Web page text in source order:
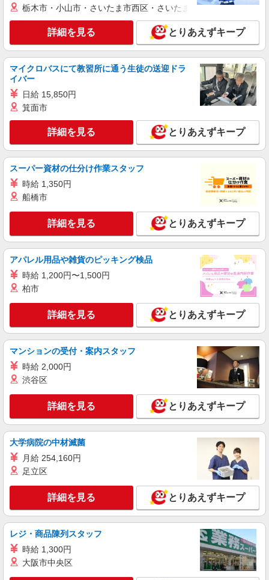
栃木市・小山市・さいたま市西区・さいたま市岩槻区・久喜市・
詳細を見る とりあえずキープ
マイクロバスにて教習所に通う生徒の送迎ドラ
イバー
日給 15,850円
箕面市
詳細を見る とりあえずキープ
スーパー資材の仕分け作業スタッフ
時給 1,350円
船橋市
詳細を見る とりあえずキープ
アパレル用品や雑貨のピッキング検品
時給 1,200円〜1,500円
柏市
詳細を見る とりあえずキープ
マンションの受付・案内スタッフ
時給 2,000円
渋谷区
詳細を見る とりあえずキープ
大学病院の中材滅菌
月給 254,160円
足立区
詳細を見る とりあえずキープ
レジ・商品陳列スタッフ
時給 1,300円
大阪市中央区